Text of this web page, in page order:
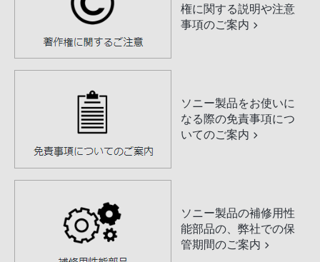
権に関する説明や注意
事項のご案内
ソニー製品をお使いに
なる際の免責事項につ
いてのご案内
ソニー製品の補修用性
能部品の、弊社での保
管期間のご案内